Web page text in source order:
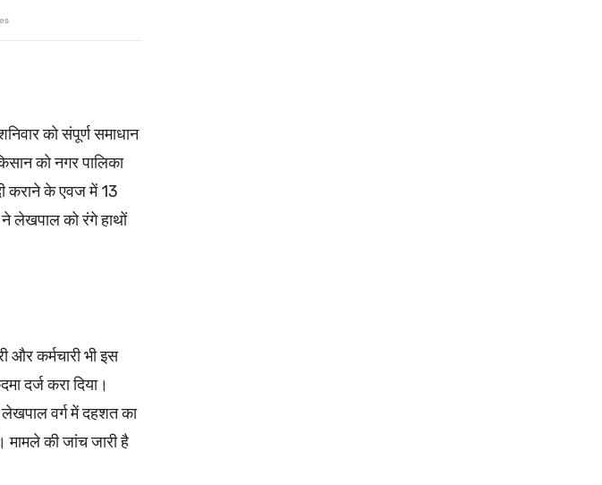
को संपूर्ण समाधान
को नगर पालिका
कराने के एवज में 13
लेखपाल को रंगे हाथों
कर्मचारी भी इस
दर्ज करा दिया।
वर्ग में दहशत का
मामले की जांच जारी है